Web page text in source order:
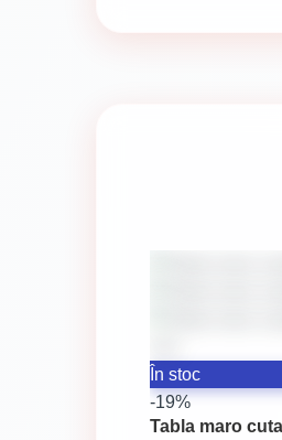
În stoc
-19%
Tabla maro